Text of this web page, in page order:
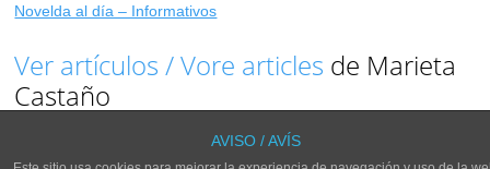
Novelda al día – Informativos
Ver artículos / Vore articles de Marieta
Castaño
AVISO / AVÍS